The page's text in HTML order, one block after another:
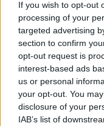
If you wish to opt-out
processing of your
targeted advertising
section to confirm
opt-out request is
interest-based ads
us or personal
your opt-out. You
disclosure of your
IAB’s list of